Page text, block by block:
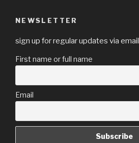
NEWSLETTER
sign up for regular updates via email
First name or full name
Email